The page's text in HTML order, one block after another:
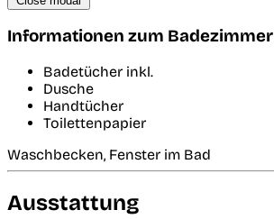
Informationen zum Badezimmer
Badetücher inkl.
Dusche
Handtücher
Toilettenpapier
Waschbecken, Fenster im Bad
Ausstattung